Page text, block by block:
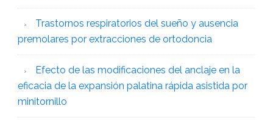
Trastornos respiratorios del sueño y ausencia
premolares por extracciones de ortodoncia
Efecto de las modificaciones del anclaje en la
eficacia de la expansión palatina rápida asistida por
minitornillo